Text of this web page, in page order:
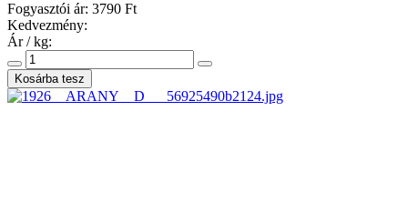
Fogyasztói ár: 3790 Ft
Kedvezmény:
Ár / kg: